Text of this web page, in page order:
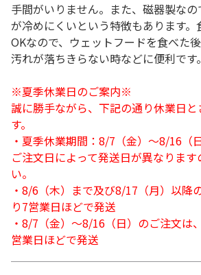
手間がいりません。また、磁器製な
が冷めにくいという特徴もあります。
OKなので、ウェットフードを食べた
汚れが落ちきらない時などに便利です。
※夏季休業日のご案内※
誠に勝手ながら、下記の通り休業日
す。
・夏季休業期間：8/7（金）～8/16（日
ご注文日によって発送日が異なりま
い。
・8/6（木）まで及び8/17（月）以降
り7営業日ほどで発送
・8/7（金）～8/16（日）のご注文は
営業日ほどで発送